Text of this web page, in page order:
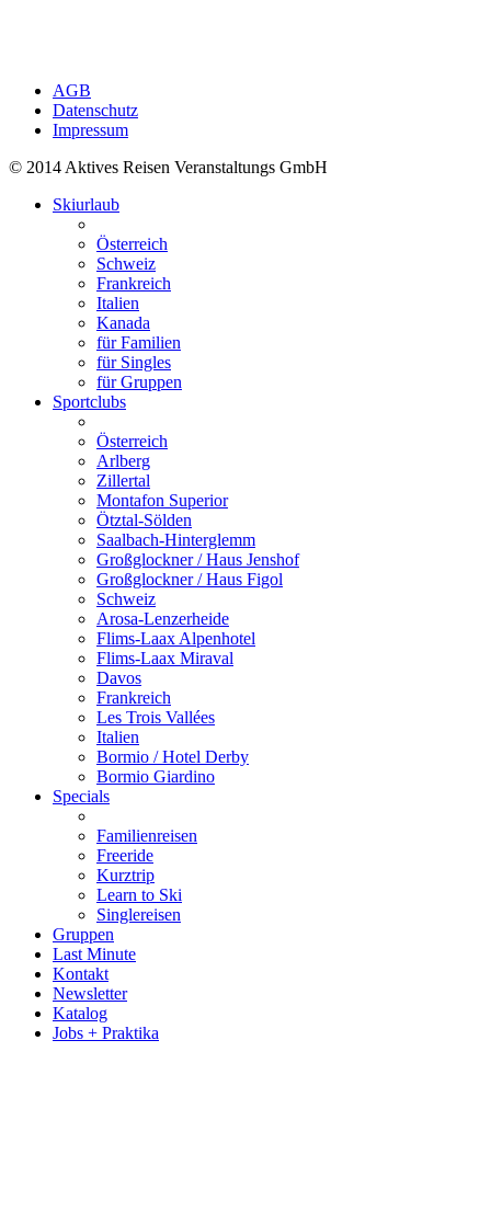
AGB
Datenschutz
Impressum
© 2014 Aktives Reisen Veranstaltungs GmbH
Skiurlaub
Österreich
Schweiz
Frankreich
Italien
Kanada
für Familien
für Singles
für Gruppen
Sportclubs
Österreich
Arlberg
Zillertal
Montafon Superior
Ötztal-Sölden
Saalbach-Hinterglemm
Großglockner / Haus Jenshof
Großglockner / Haus Figol
Schweiz
Arosa-Lenzerheide
Flims-Laax Alpenhotel
Flims-Laax Miraval
Davos
Frankreich
Les Trois Vallées
Italien
Bormio / Hotel Derby
Bormio Giardino
Specials
Familienreisen
Freeride
Kurztrip
Learn to Ski
Singlereisen
Gruppen
Last Minute
Kontakt
Newsletter
Katalog
Jobs + Praktika